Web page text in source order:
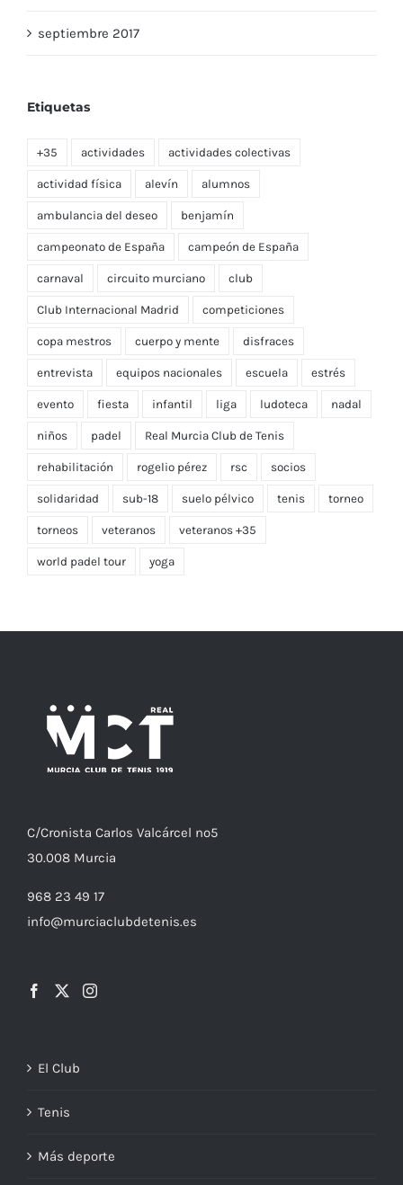
septiembre 2017
Etiquetas
+35 actividades actividades colectivas
actividad física alevín alumnos
ambulancia del deseo benjamín
campeonato de España campeón de España
carnaval circuito murciano club
Club Internacional Madrid competiciones
copa mestros cuerpo y mente disfraces
entrevista equipos nacionales escuela estrés
evento fiesta infantil liga ludoteca nadal
niños padel Real Murcia Club de Tenis
rehabilitación rogelio pérez rsc socios
solidaridad sub-18 suelo pélvico tenis torneo
torneos veteranos veteranos +35
world padel tour yoga
C/Cronista Carlos Valcárcel nº5
30.008 Murcia
968 23 49 17
info@murciaclubdetenis.es
El Club
Tenis
Más deporte